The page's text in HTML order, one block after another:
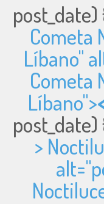
post_date)
Cometa
Líbano"
Cometa
Líbano">
post_date)
>
alt="